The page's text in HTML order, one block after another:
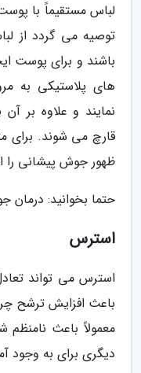
لباس مستقیماً با
توصیه می گردد از
باشند و برای پوست
های پلاستیکی به
نمایند و علاوه بر
قارچ می شوند. برای
ظهور جوش پیشانی
حتما بخوانید:
استرس
استرس می تواند
باعث افزایش ترشح
معمولاً باعث
دیگری برای به